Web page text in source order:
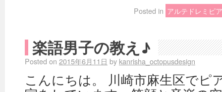
Posted in アルテドレミピ
楽語男子の教え♪
Posted on 2015年6月11日 by kanrisha_octopusdesign
こんにちは。 川崎市麻生区でピ